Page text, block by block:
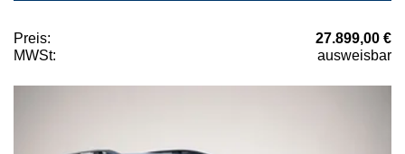
Preis:
27.899,00 €
MWSt:
ausweisbar